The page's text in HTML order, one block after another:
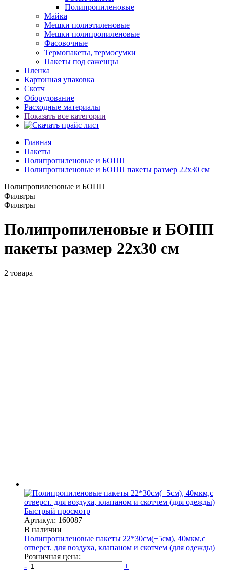
Полипропиленовые
Майка
Мешки полиэтиленовые
Мешки полипропиленовые
Фасовочные
Термопакеты, термосумки
Пакеты под саженцы
Пленка
Картонная упаковка
Скотч
Оборудование
Расходные материалы
Показать все категории
Главная
Пакеты
Полипропиленовые и БОПП
Полипропиленовые и БОПП пакеты размер 22x30 см
Полипропиленовые и БОПП
Фильтры
Фильтры
Полипропиленовые и БОПП
пакеты размер 22x30 см
2 товара
Быстрый просмотр
Артикул: 160087
В наличии
Полипропиленовые пакеты 22*30см(+5см), 40мкм,с
отверст. для воздуха, клапаном и скотчем (для одежды)
Розничная цена:
-
+